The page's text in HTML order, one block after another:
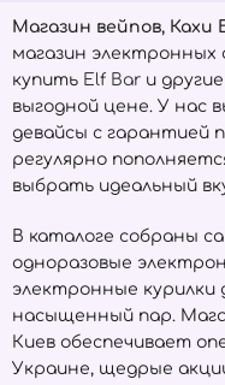
Магазин вейпов, Кахи
магазин
купить Elf Bar и
выгодной цене. У нас
девайсы с гарантией
регулярно
выбрать идеальный
В каталоге собраны
одноразовые
электронные
насыщенный пар.
Киев обеспечивает
Украине, щедрые